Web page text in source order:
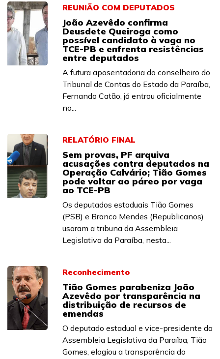
REUNIÃO COM DEPUTADOS
João Azevêdo confirma
Deusdete Queiroga como
possível candidato à vaga no
TCE-PB e enfrenta resistências
entre deputados
A futura aposentadoria do conselheiro do
Tribunal de Contas do Estado da Paraíba,
Fernando Catão, já entrou oficialmente
no...
RELATÓRIO FINAL
Sem provas, PF arquiva
acusações contra deputados na
Operação Calvário; Tião Gomes
pode voltar ao páreo por vaga
ao TCE-PB
Os deputados estaduais Tião Gomes
(PSB) e Branco Mendes (Republicanos)
usaram a tribuna da Assembleia
Legislativa da Paraíba, nesta...
Reconhecimento
Tião Gomes parabeniza João
Azevêdo por transparência na
distribuição de recursos de
emendas
O deputado estadual e vice-presidente da
Assembleia Legislativa da Paraíba, Tião
Gomes, elogiou a transparência do